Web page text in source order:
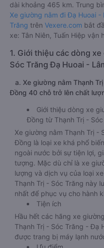
dài khoảng 465 km. Trung
Xe giường nằm đi Đạ Huoai
Trăng trên Vexere.com bắt
xe: Tân Niên, Tuấn Hiệp vận
1. Giới thiệu các dòng
Sóc Trăng Đạ Huoai -
a. Xe giường nằm Thạnh
Đồng 40 chỗ trở lên chất
Giới thiệu dòng xe
Đồng từ Thạnh Trị - Sóc
Xe giường nằm Thạnh Trị -
Đồng là loại xe khá phổ
ngoài nước bởi sự tiện lợi,
tượng. Mặc dù chỉ là xe
lượng và dịch vụ của loại
Thạnh Trị - Sóc Trăng này
nhất để phục vụ cho hành
Tiện ích
Hầu hết các hãng xe
Thạnh Trị - Sóc Trăng - Đạ
được trang bị máy lạnh